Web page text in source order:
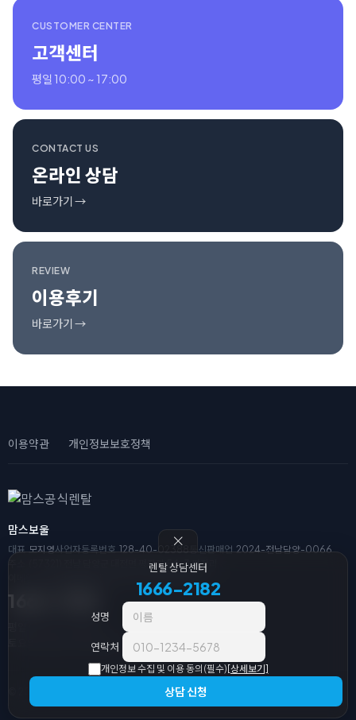
CUSTOMER CENTER
고객센터
평일 10:00 ~ 17:00
CONTACT US
온라인 상담
바로가기 →
REVIEW
이용후기
바로가기 →
이용약관 개인정보보호정책
맘스보울
대표모지영사업자등록번호128-40-02388 통신판매업2024-전남담양-0066
주소
(57321) 전남 담양군 대전면 평장리 54-3 평장리
1666-2182
토요일/일요일/공휴일 휴무
© 2026 맘스공식렌탈. All Rights Reserved.
렌탈 상담센터
1666-2182
성명
연락처
개인정보 수집 및 이용 동의(필수) [상세보기]
상담 신청